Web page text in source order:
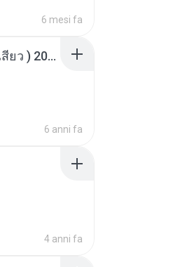
6 mesi fa
เพื่อนพี่ ช่วยทำให้เสด ( เล่าเรื่องเสียว ) 201.mp3
6 anni fa
4 anni fa